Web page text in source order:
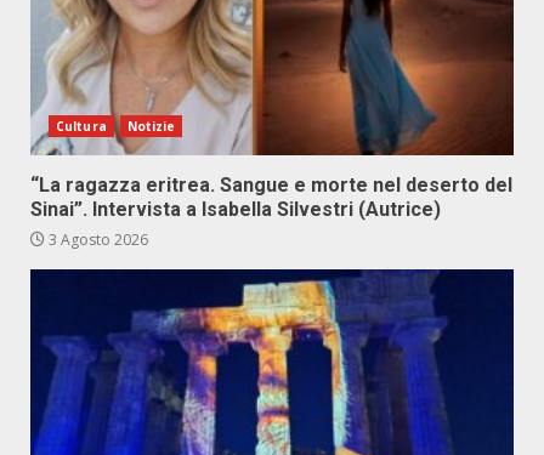
Cultura Notizie
“La ragazza eritrea. Sangue e morte nel deserto del
Sinai”. Intervista a Isabella Silvestri (Autrice)
3 Agosto 2026